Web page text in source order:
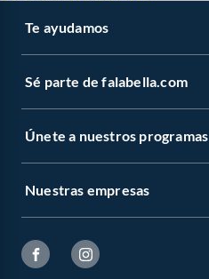
Te ayudamos
Sé parte de falabella.com
Únete a nuestros programas
Nuestras empresas